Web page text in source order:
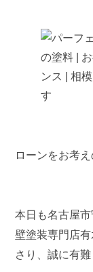
ローンをお考
本日も名古屋
壁塗装専門店
さり、誠に有難